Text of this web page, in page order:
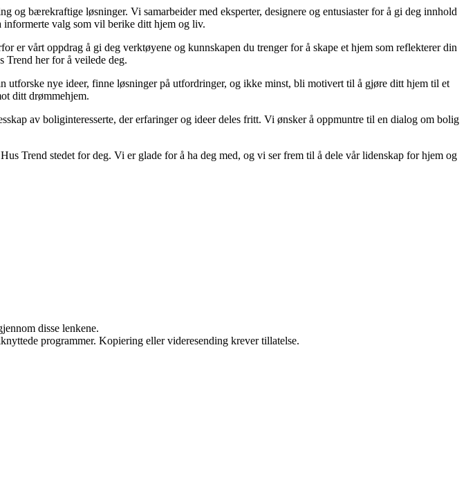
og bærekraftige løsninger. Vi samarbeider med eksperter, designere og entusiaster for å gi deg innhold
informerte valg som vil berike ditt hjem og liv.
er vårt oppdrag å gi deg verktøyene og kunnskapen du trenger for å skape et hjem som reflekterer din
Trend her for å veilede deg.
utforske nye ideer, finne løsninger på utfordringer, og ikke minst, bli motivert til å gjøre ditt hjem til et
ditt drømmehjem.
av boliginteresserte, der erfaringer og ideer deles fritt. Vi ønsker å oppmuntre til en dialog om bolig
Trend stedet for deg. Vi er glade for å ha deg med, og vi ser frem til å dele vår lidenskap for hjem og
disse lenkene.
programmer. Kopiering eller videresending krever tillatelse.